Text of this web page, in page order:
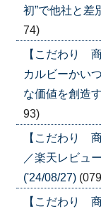
初”で他社と差
74)
【こだわり
カルビーかい
な価値を創造
93)
【こだわり
／楽天レビュ
('24/08/27)
【こだわり